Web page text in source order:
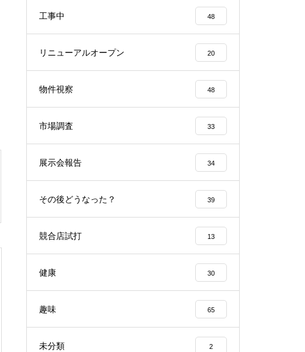
工事中
工事中 48
リニューアルオープン 20
物件視察 48
市場調査 33
展示会報告 34
その後どうなった？ 39
競合店試打 13
健康 30
趣味 65
未分類 2